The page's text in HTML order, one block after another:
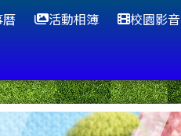
活動相簿 校園影音